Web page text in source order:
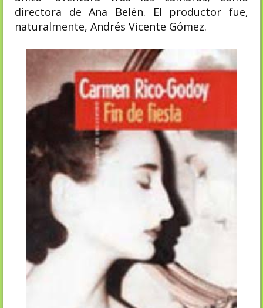
directora de Ana Belén. El productor fue,
naturalmente, Andrés Vicente Gómez.